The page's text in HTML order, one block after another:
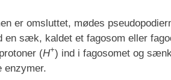
er omsluttet, mødes
en sæk, kaldet et fagosom eller
(H+) ind i fagosomet og
enzymer.